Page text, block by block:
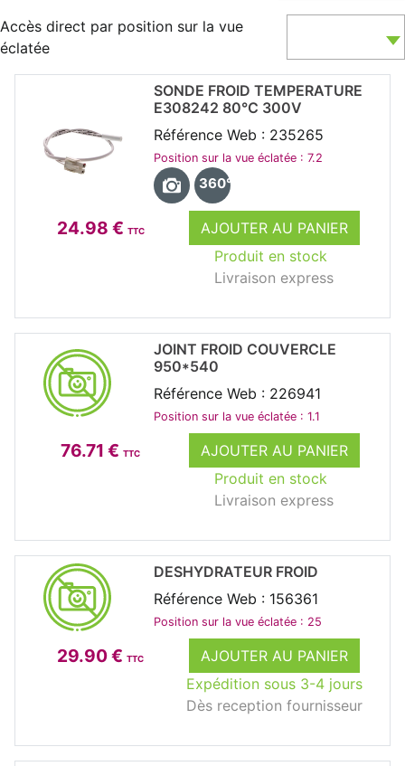
Accès direct par position sur la vue
éclatée
24.98 € TTC
AJOUTER AU PANIER
Produit en stock
Livraison express
SONDE FROID TEMPERATURE
E308242 80°C 300V
Référence Web : 235265
Position sur la vue éclatée : 7.2
360°
76.71 € TTC
AJOUTER AU PANIER
Produit en stock
Livraison express
JOINT FROID COUVERCLE
950*540
Référence Web : 226941
Position sur la vue éclatée : 1.1
29.90 € TTC
AJOUTER AU PANIER
Expédition sous 3-4 jours
Dès reception fournisseur
DESHYDRATEUR FROID
Référence Web : 156361
Position sur la vue éclatée : 25